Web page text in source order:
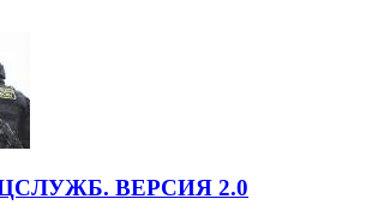
ВЕРСИЯ 2.0